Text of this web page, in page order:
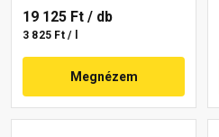
19 125 Ft / db
3 825 Ft / l
Megnézem